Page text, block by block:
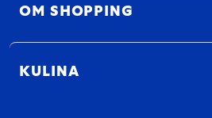
OM SHOPPING
KULINA